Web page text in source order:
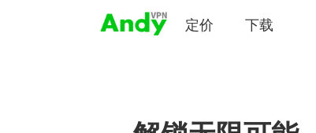
定价 下载